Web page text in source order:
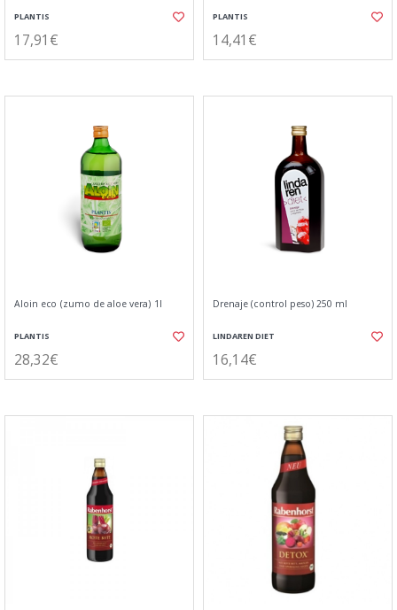
PLANTIS
17,91€
PLANTIS
14,41€
Aloin eco (zumo de aloe vera) 1l
PLANTIS
28,32€
Drenaje (control peso) 250 ml
LINDAREN DIET
16,14€